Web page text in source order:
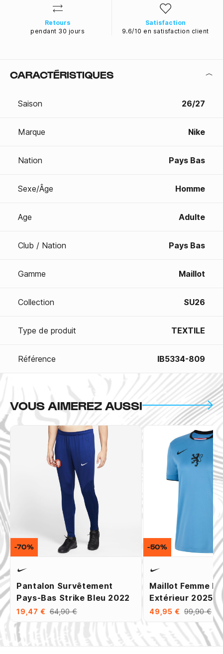
Retours
pendant 30 jours
Satisfaction
9.6/10 en satisfaction client
CARACTÉRISTIQUES
Saison 26/27
Marque Nike
Nation Pays Bas
Sexe/Âge Homme
Age Adulte
Club / Nation Pays Bas
Gamme Maillot
Collection SU26
Type de produit TEXTILE
Référence IB5334-809
VOUS AIMEREZ AUSSI
Pantalon Survêtement
Pays-Bas Strike Bleu 2022
19,47 € 64,90 €
-70%
Maillot Femme
Extérieur 2025
49,95 € 99,90 €
-50%